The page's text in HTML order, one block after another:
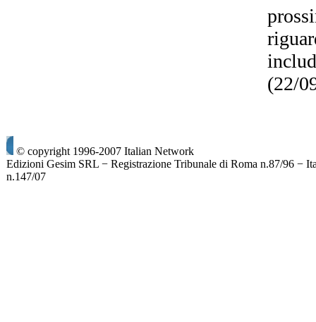
(22/
© copyright 1996-2007 Italian Network
Edizioni Gesim SRL − Registrazione Tribunale di Roma n.87/96 −
n.147/07